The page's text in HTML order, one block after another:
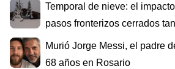
Temporal de nieve: el
pasos fronterizos cerrados
Murió Jorge Messi, el padre
68 años en Rosario